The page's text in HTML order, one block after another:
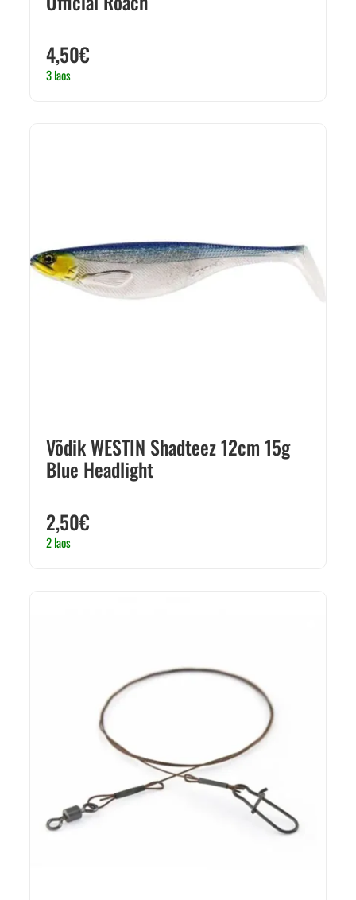
4,50€
3 laos
Võdik WESTIN Shadteez 12cm 15g
Blue Headlight
2,50€
2 laos